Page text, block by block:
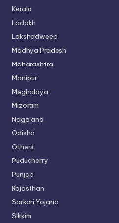
Kerala
Ladakh
Lakshadweep
Madhya Pradesh
Maharashtra
Manipur
Meghalaya
Mizoram
Nagaland
Odisha
Others
Puducherry
Punjab
Rajasthan
Sarkari Yojana
Sikkim